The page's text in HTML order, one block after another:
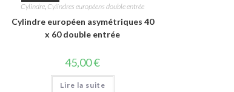
Cylindre, Cylindres européens double entrée
Cylindre européen asymétriques 40
x 60 double entrée
45,00€
Lire la suite